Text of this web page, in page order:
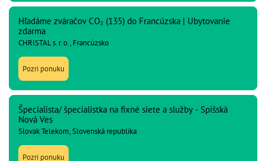
Hľadáme zváračov CO₂ (135) do Francúzska | Ubytovanie
zdarma
CHRISTAL s. r. o., Francúzsko
Pozri ponuku
Špecialista/ špecialistka na fixné siete a služby - Spišská
Nová Ves
Slovak Telekom, Slovenská republika
Pozri ponuku